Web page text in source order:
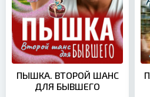
ПЫШКА. ВТОРОЙ ШАНС
ДЛЯ БЫВШЕГО